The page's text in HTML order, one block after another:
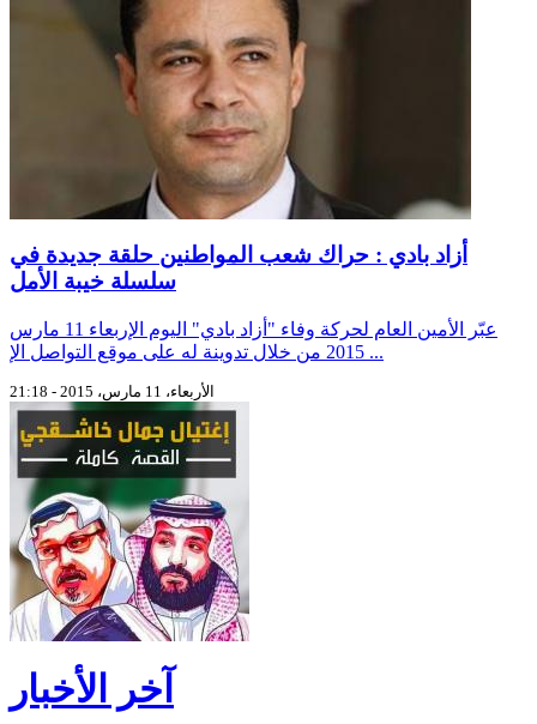
أزاد بادي : حراك شعب المواطنين حلقة جديدة في
سلسلة خيبة الأمل
عبّر الأمين العام لحركة وفاء "أزاد بادي" اليوم الإربعاء 11 مارس
2015 من خلال تدوينة له على موقع التواصل الإ ...
الأربعاء، 11 مارس، 2015 - 21:18
آخر الأخبار